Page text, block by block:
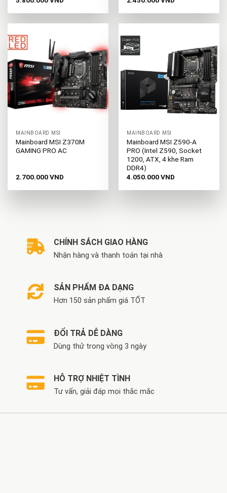
MAINBOARD MSI
Mainboard MSI Z370M
GAMING PRO AC
2.700.000VND
MAINBOARD MSI
Mainboard MSI Z590-A
PRO (Intel Z590, Socket
1200, ATX, 4 khe Ram
DDR4)
4.050.000VND
CHÍNH SÁCH GIAO HÀNG
Nhận hàng và thanh toán tại nhà
SẢN PHẨM ĐA DẠNG
Hơn 150 sản phẩm giá TỐT
ĐỔI TRẢ DỄ DÀNG
Dùng thử trong vòng 3 ngày
HỖ TRỢ NHIỆT TÌNH
Tư vấn, giải đáp mọi thắc mắc